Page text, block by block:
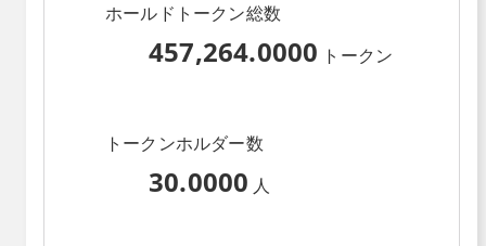
ホールドトークン総数
457,264.0000 トークン
トークンホルダー数
30.0000 人